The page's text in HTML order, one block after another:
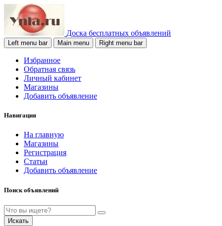
Доска бесплатных объявлений
Left menu bar Main menu Right menu bar
Избранное
Обратная связь
Личный кабинет
Магазины
Добавить объявление
Навигация
На главную
Магазины
Регистрация
Статьи
Добавить объявление
Поиск объявлений
Искать